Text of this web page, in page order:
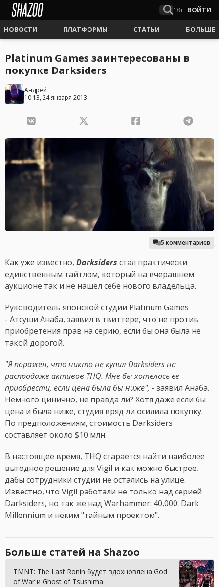
18+ ВОЙТИ
НОВОСТИ ПЛАТФОРМЫ СТАТЬИ БОЛЬШЕ
Platinum Games заинтересованы в
покупке Darksiders
Андрей
10:13, 24 января 2013
5 комментариев
Как уже известно, Darksiders стал практически
единственным тайтлом, который на вчерашнем
аукционе так и не нашел себе нового владельца.
Руководитель японской студии Platinum Games
- Атсуши Анаба, заявил в твиттере, что не против
приобретения прав на серию, если бы она была не
такой дорогой.
"Я поражен, что никто не купил Darksiders на
распродаже активов THQ. Мне бы хотелось ее
приобрести, если цена была бы ниже", - заявил Анаба.
Немного цинично, не правда ли? Хотя даже если бы
цена и была ниже, студия вряд ли осилила покупку.
По предположениям, стоимость Darksiders
составляет около $10 млн.
В настоящее время, THQ старается найти наиболее
выгодное решение для Vigil и как можно быстрее,
дабы сотрудники студии не остались на улице.
Известно, что Vigil работали не только над серией
Darksiders, но так же над Warhammer: 40,000: Dark
Millennium и неким "тайным проектом".
Больше статей на Shazoo
TMNT: The Last Ronin будет вдохновлена God
of War и Ghost of Tsushima